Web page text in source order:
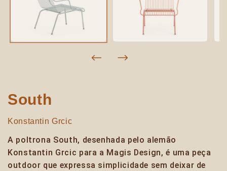
South
Konstantin Grcic
A poltrona South, desenhada pelo alemão
Konstantin Grcic para a Magis Design, é uma peça
outdoor que expressa simplicidade sem deixar de